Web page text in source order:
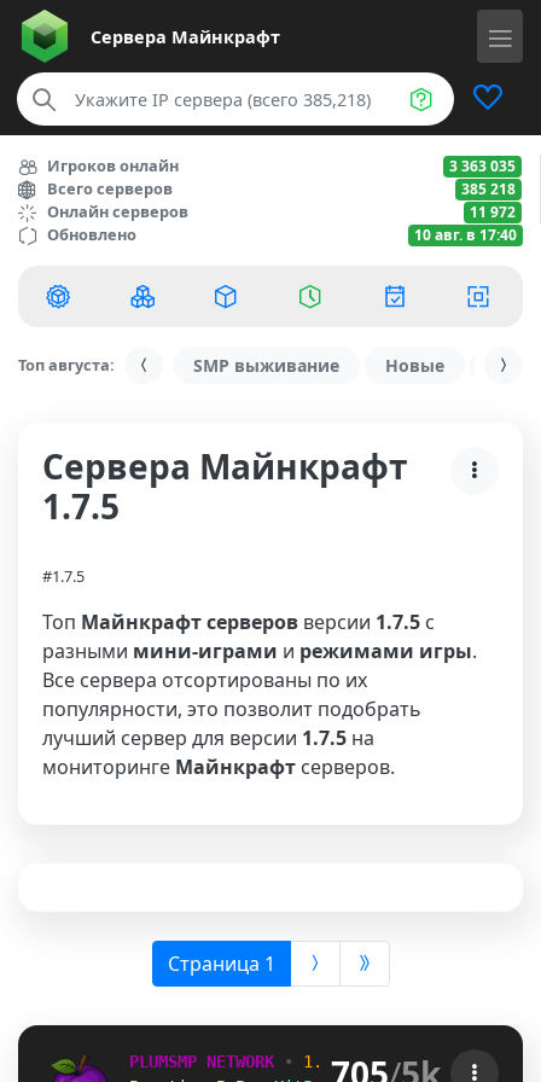
Сервера Майнкрафт
Игроков онлайн 3 363 035
Всего серверов 385 218
Онлайн серверов 11 972
Обновлено 10 авг. в 17:40
Топ августа: SMP выживание Новые С
Сервера Майнкрафт
1.7.5
#1.7.5
Топ Майнкрафт серверов версии 1.7.5 с
разными мини-играми и режимами игры.
Все сервера отсортированы по их
популярности, это позволит подобрать
лучший сервер для версии 1.7.5 на
мониторинге Майнкрафт серверов.
Страница 1 (выбрана)
PLUMSMP NETWORK • 1.7.2 ➜ 26.2